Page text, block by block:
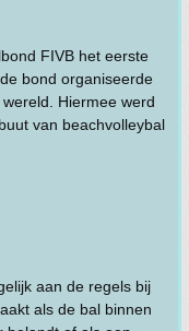
FIVB het eerste
bond organiseerde
Hiermee werd
van beachvolleybal
aan de regels bij
als de bal binnen